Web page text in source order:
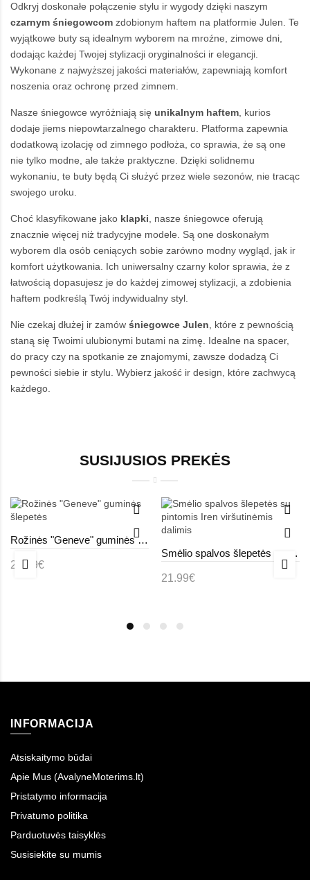
Odkryj doskonałe połączenie stylu ir wygody dzięki naszym
czarnym śniegowcom zdobionym haftem na platformie Julen. Te
wyjątkowe buty są idealnym wyborem na mroźne, zimowe dni,
dodając każdej Twojej stylizacji oryginalności ir elegancji.
Wykonane z najwyższej jakości materiałów, zapewniają komfort
noszenia oraz ochronę przed zimnem.
Nasze śniegowce wyróżniają się unikalnym haftem, kurios
dodaje jiems niepowtarzalnego charakteru. Platforma zapewnia
dodatkową izolację od zimnego podłoża, co sprawia, że są one
nie tylko modne, ale także praktyczne. Dzięki solidnemu
wykonaniu, te buty będą Ci służyć przez wiele sezonów, nie tracąc
swojego uroku.
Choć klasyfikowane jako klapki, nasze śniegowce oferują
znacznie więcej niż tradycyjne modele. Są one doskonałym
wyborem dla osób ceniących sobie zarówno modny wygląd, jak ir
komfort użytkowania. Ich uniwersalny czarny kolor sprawia, że z
łatwością dopasujesz je do każdej zimowej stylizacji, a zdobienia
haftem podkreślą Twój indywidualny styl.
Nie czekaj dłużej ir zamów śniegowce Julen, które z pewnością
staną się Twoimi ulubionymi butami na zimę. Idealne na spacer,
do pracy czy na spotkanie ze znajomymi, zawsze dodadzą Ci
pewności siebie ir stylu. Wybierz jakość ir design, które zachwycą
każdego.
SUSIJUSIOS PREKĖS
Rožinės "Geneve" guminės šlepetės
21.99€
Smėlio spalvos šlepetės su pintomis Iren viršutinėmis dalimis
21.99€
INFORMACIJA
Atsiskaitymo būdai
Apie Mus (AvalyneMoterims.lt)
Pristatymo informacija
Privatumo politika
Parduotuvės taisyklės
Susisiekite su mumis